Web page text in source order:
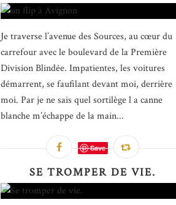
Je traverse l’avenue des Sources, au cœur du
carrefour avec le boulevard de la Première
Division Blindée. Impatientes, les voitures
démarrent, se faufilant devant moi, derrière
moi. Par je ne sais quel sortilège l a canne
blanche m’échappe de la main...
Save
SE TROMPER DE VIE.